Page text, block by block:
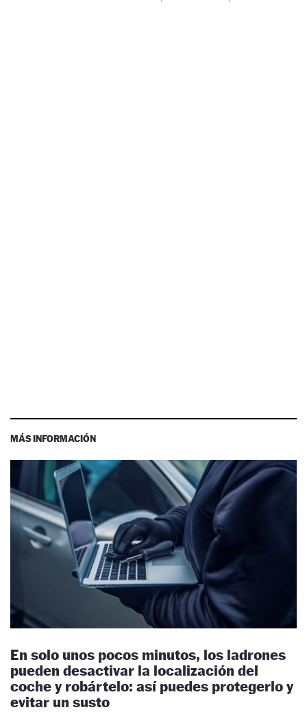
MÁS INFORMACIÓN
En solo unos pocos minutos, los ladrones
pueden desactivar la localización del
coche y robártelo: así puedes protegerlo y
evitar un susto